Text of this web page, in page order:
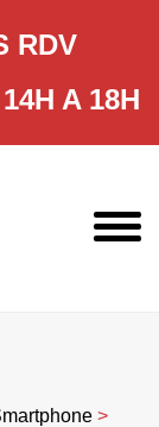
RDV
A 18H
>